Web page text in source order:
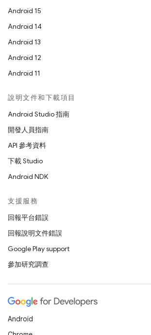
Android 15
Android 14
Android 13
Android 12
Android 11
說明文件和下載項目
Android Studio 指南
開發人員指南
API 參考資料
下載 Studio
Android NDK
支援服務
回報平台錯誤
回報說明文件錯誤
Google Play support
參加研究調查
Android